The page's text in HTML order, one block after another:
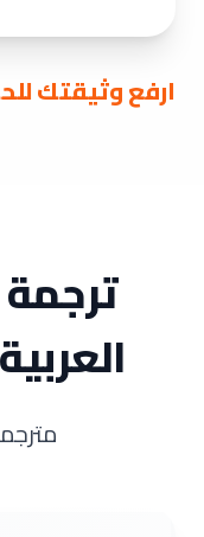
ارفع وثيقتك
ترجمة